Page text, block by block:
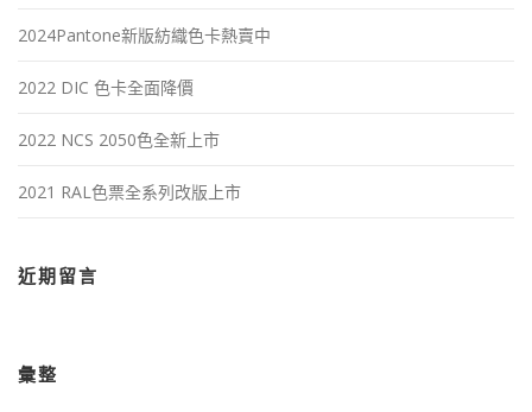
2024Pantone新版紡織色卡熱賣中
2022 DIC 色卡全面降價
2022 NCS 2050色全新上市
2021 RAL色票全系列改版上市
近期留言
彙整